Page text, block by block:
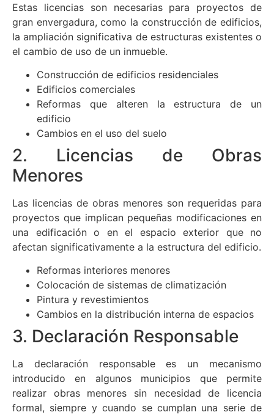
Estas licencias son necesarias para proyectos de
gran envergadura, como la construcción de edificios,
la ampliación significativa de estructuras existentes o
el cambio de uso de un inmueble.
Construcción de edificios residenciales
Edificios comerciales
Reformas que alteren la estructura de un
edificio
Cambios en el uso del suelo
2. Licencias de Obras
Menores
Las licencias de obras menores son requeridas para
proyectos que implican pequeñas modificaciones en
una edificación o en el espacio exterior que no
afectan significativamente a la estructura del edificio.
Reformas interiores menores
Colocación de sistemas de climatización
Pintura y revestimientos
Cambios en la distribución interna de espacios
3. Declaración Responsable
La declaración responsable es un mecanismo
introducido en algunos municipios que permite
realizar obras menores sin necesidad de licencia
formal, siempre y cuando se cumplan una serie de